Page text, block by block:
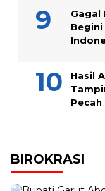
Gagal
Hasil
BIROKRASI